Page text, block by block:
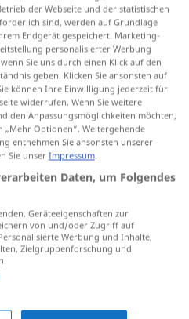
anklicken/antippen)
schweinisch
schweinisch(obszön)
"schweinisch"
der Webseite und der statistischen
sind, werden auf Grundlage
Endgerät gespeichert. Marketing-
personalisierter Werbung
Sie uns durch einen Klick auf den
geben. Klicken Sie ansonsten auf
können Ihre Einwilligung jederzeit für
widerrufen. Wenn Sie weitere
den Anpassungsmöglichkeiten möchten,
„Mehr Optionen“. Weitergehende
entnehmen Sie ansonsten unserer
Sie unser Impressum.
Daten, um Folgendes
Geräteeigenschaften zur
von und/oder Zugriff auf
Werbung und Inhalte,
Zielgruppenforschung und